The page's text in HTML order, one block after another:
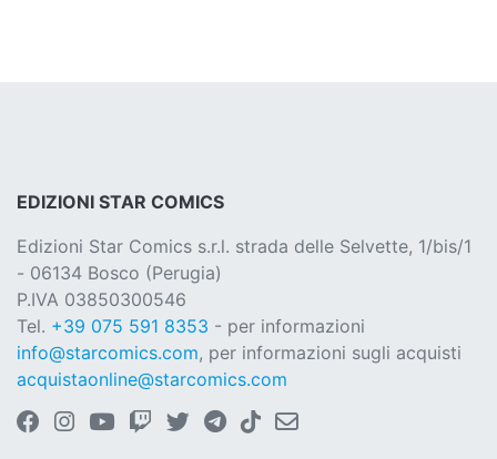
EDIZIONI STAR COMICS
Edizioni Star Comics s.r.l. strada delle Selvette, 1/bis/1
- 06134 Bosco (Perugia)
P.IVA 03850300546
Tel. +39 075 591 8353 - per informazioni
info@starcomics.com, per informazioni sugli acquisti
acquistaonline@starcomics.com